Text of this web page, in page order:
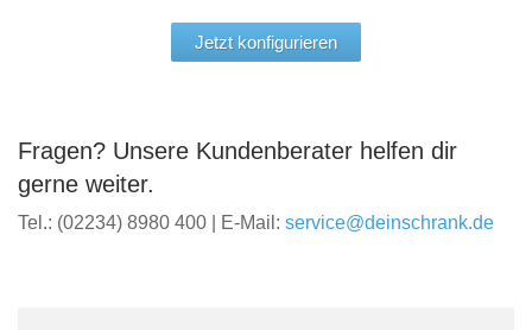
Jetzt konfigurieren
Fragen? Unsere Kundenberater helfen dir
gerne weiter.
Tel.: (02234) 8980 400 | E-Mail: service@deinschrank.de